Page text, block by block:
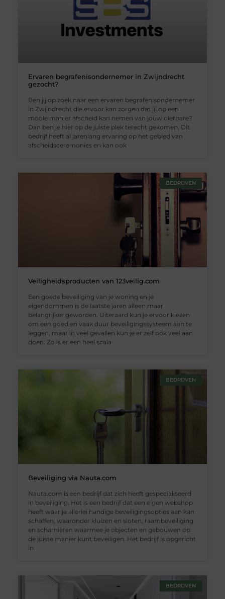
Ervaren begrafenisondernemer in Zwijndrecht
gezocht?
Ben jij op zoek naar een ervaren begrafenisondernemer
in Zwijndrecht die ervoor kan zorgen dat jij op een
mooie manier afscheid kan nemen van jouw dierbare?
Dan ben je hier op de juiste plek terecht gekomen. Dit
bedrijf heeft al jarenlang ervaring op het gebied van
afscheidsceremonies en kan ook
BEDRIJVEN
Veiligheidsproducten van 123veilig.com
Een goede beveiliging van je woning en je
eigendommen is de laatste jaren alleen maar
belangrijker geworden. Uiteraard kun je ervoor kiezen
om een goed en vaak duur beveiligingssysteem aan te
leggen, maar in veel gevallen kun je er zelf ook veel aan
doen. Zo is er een heel scala
BEDRIJVEN
Beveiliging via Nauta.com
Nauta.com is een bedrijf dat zich heeft gespecialiseerd
in beveiliging. Het is een bedrijf dat een eigen webshop
heeft waar je allerlei handige beveiligingsopties aan kan
schaffen, waaronder kluizen en sloten, raambeveiliging
en scharnieren waarmee je objecten en gebouwen op
de juiste manier kunt beveiligen. Het bedrijf is opgericht
in
BEDRIJVEN